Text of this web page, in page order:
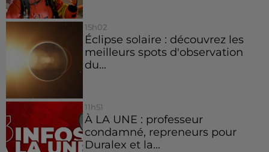
15h02
Éclipse solaire : découvrez les
meilleurs spots d'observation
du...
11h51
À LA UNE : professeur
condamné, repreneurs pour
Duralex et la...